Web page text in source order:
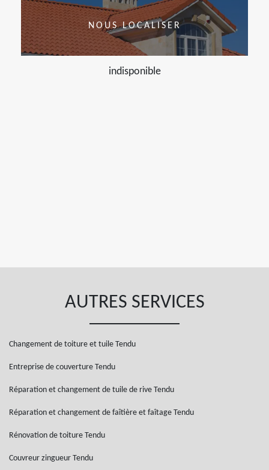
NOUS LOCALISER
indisponible
AUTRES SERVICES
Changement de toiture et tuile Tendu
Entreprise de couverture Tendu
Réparation et changement de tuile de rive Tendu
Réparation et changement de faîtière et faîtage Tendu
Rénovation de toiture Tendu
Couvreur zingueur Tendu